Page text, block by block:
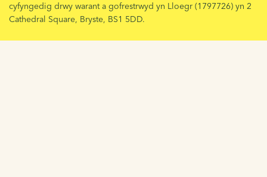
cyfyngedig drwy warant a gofrestrwyd yn Lloegr (1797726) yn 2
Cathedral Square, Bryste, BS1 5DD.